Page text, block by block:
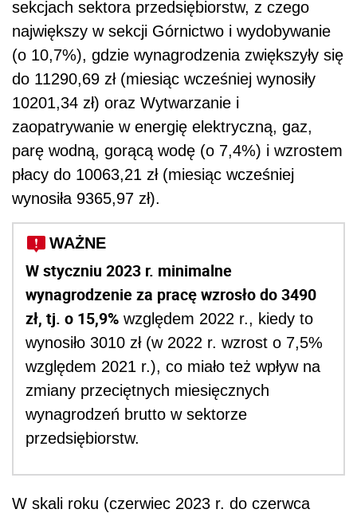
sekcjach sektora przedsiębiorstw, z czego
największy w sekcji Górnictwo i wydobywanie
(o 10,7%), gdzie wynagrodzenia zwiększyły się
do 11290,69 zł (miesiąc wcześniej wynosiły
10201,34 zł) oraz Wytwarzanie i
zaopatrywanie w energię elektryczną, gaz,
parę wodną, gorącą wodę (o 7,4%) i wzrostem
płacy do 10063,21 zł (miesiąc wcześniej
wynosiła 9365,97 zł).
WAŻNE
W styczniu 2023 r. minimalne
wynagrodzenie za pracę wzrosło do 3490
zł, tj. o 15,9% względem 2022 r., kiedy to
wynosiło 3010 zł (w 2022 r. wzrost o 7,5%
względem 2021 r.), co miało też wpływ na
zmiany przeciętnych miesięcznych
wynagrodzeń brutto w sektorze
przedsiębiorstw.
W skali roku (czerwiec 2023 r. do czerwca